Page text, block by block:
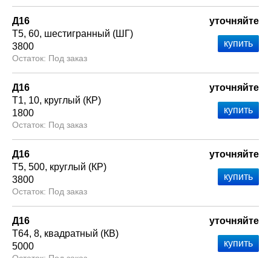
Д16
Т5 60 шестигранный (ШГ)
3800
Под заказ
уточняйте
Д16
Т1 10 круглый (КР)
1800
Под заказ
уточняйте
Д16
Т5 500 круглый (КР)
3800
Под заказ
уточняйте
Д16
Т64 8 квадратный (КВ)
5000
уточняйте